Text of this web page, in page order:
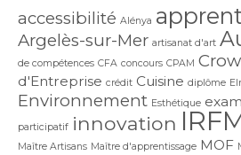
accessibilité Alénya
Argelès-sur-Mer artisanat d'art
de compétences CFA concours CPAM
d'Entreprise crédit Cuisine diplôme
Environnement Esthétique
participatif innovation
Maître Artisans Maître d'apprentissage MOF